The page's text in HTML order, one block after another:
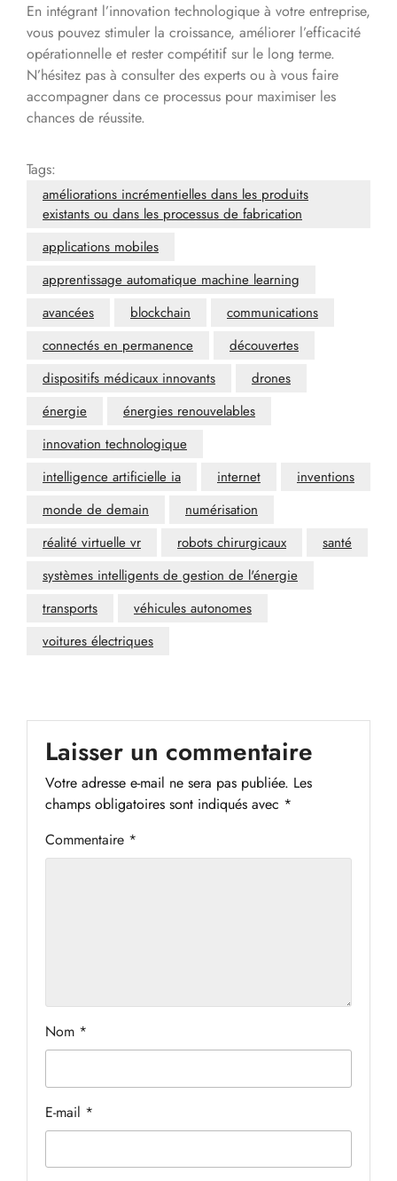
En intégrant l’innovation technologique à votre entreprise,
vous pouvez stimuler la croissance, améliorer l’efficacité
opérationnelle et rester compétitif sur le long terme.
N’hésitez pas à consulter des experts ou à vous faire
accompagner dans ce processus pour maximiser les
chances de réussite.
Tags:
améliorations incrémentielles dans les produits
existants ou dans les processus de fabrication
applications mobiles
apprentissage automatique machine learning
avancées
blockchain
communications
connectés en permanence
découvertes
dispositifs médicaux innovants
drones
énergie
énergies renouvelables
innovation technologique
intelligence artificielle ia
internet
inventions
monde de demain
numérisation
réalité virtuelle vr
robots chirurgicaux
santé
systèmes intelligents de gestion de l'énergie
transports
véhicules autonomes
voitures électriques
Laisser un commentaire
Votre adresse e-mail ne sera pas publiée. Les
champs obligatoires sont indiqués avec *
Commentaire *
Nom *
E-mail *